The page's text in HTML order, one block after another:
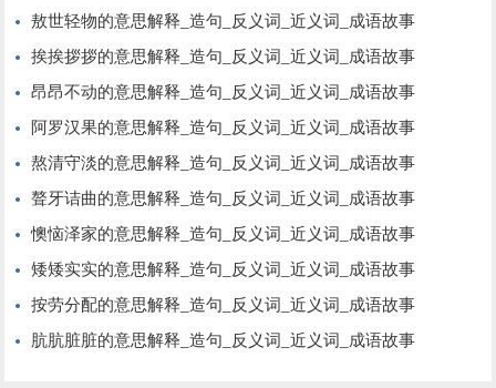
敖世轻物的意思解释_造句_反义词_近义词_成语故事
挨挨拶拶的意思解释_造句_反义词_近义词_成语故事
昂昂不动的意思解释_造句_反义词_近义词_成语故事
阿罗汉果的意思解释_造句_反义词_近义词_成语故事
熬清守淡的意思解释_造句_反义词_近义词_成语故事
聱牙诘曲的意思解释_造句_反义词_近义词_成语故事
懊恼泽家的意思解释_造句_反义词_近义词_成语故事
矮矮实实的意思解释_造句_反义词_近义词_成语故事
按劳分配的意思解释_造句_反义词_近义词_成语故事
肮肮脏脏的意思解释_造句_反义词_近义词_成语故事